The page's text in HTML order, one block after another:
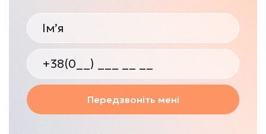
Передзвоніть мені